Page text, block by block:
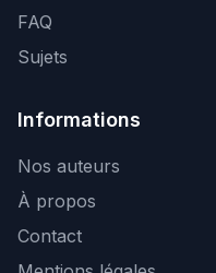
FAQ
Sujets
Informations
Nos auteurs
À propos
Contact